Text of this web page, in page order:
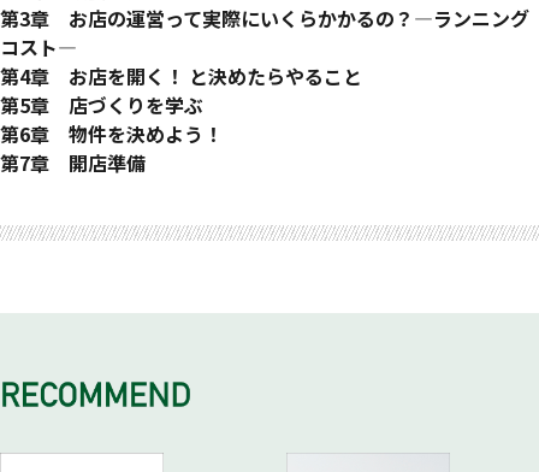
何かやるタイミングは今なのかもしれない
お店のこと聞かせてください！
お店の心臓部 ―内装にかかる費用―
お店の血液部分 ―設備にかかる費用―
お店の筋肉部分 ―備品にかかる費用―
お店の脂肪部分 ―手元資金―
お店の全体で ―合計金額―
最近人気の「居抜き」
今の私の素直な気持ち
毎年20％の飲食店が消えていく
カフェは儲からないの？
売上っていくら？
売り上げの限界
ダメなお店といいお店の境目
第3章 お店の運営って実際にいくらかかるの？―ランニング
コスト―
ＦとＬのバランス
表裏一体の費用たち
飲食の経験は必要か？
両親の説得 ―私の可能性―
第4章 お店を開く！ と決めたらやること
ナミ！ 報告があるの
３つのことを「ためる」
足を運んで人をためよう
日常の中から基準線を見つける！
主たるものはどこか？ 例外に惑わされないこと
第5章 店づくりを学ぶ
気づいていないことに気づかない
最も大切なこと、お店の「軸」
メニューに込める思い
ビジネス三役
現場に入るべきか
第6章 物件を決めよう！
物件の探し方
看板は置ける？
大家さんとのトラブル
この物件に決めた！
第7章 開店準備
マスターの収入はいくら？
１日の売上からスタッフ人数を割り出す
アルバイト面接のポイント
お店の仕入パターン
サイレントオープンやレセプションについて
オープン当日